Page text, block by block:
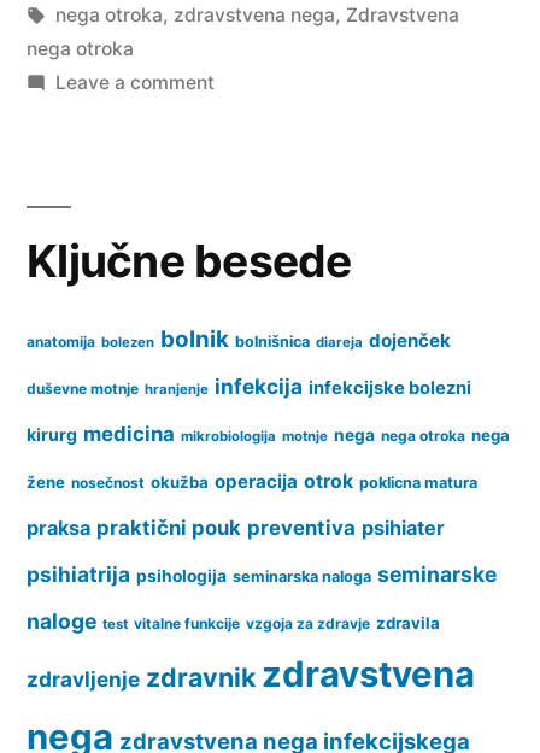
in
Tags:
nega otroka, zdravstvena nega, Zdravstvena
nega otroka
Leave a commenton
in
bistvo
Ključne besede
anatomija bolezen bolnik bolnišnica diareja dojenček
duševne motnje hranjenje infekcija infekcijske bolezni
kirurg medicina mikrobiologija motnje nega nega otroka nega
žene nosečnost okužba operacija otrok poklicna matura
praksa praktični pouk preventiva psihiater
psihiatrija psihologija seminarska naloga seminarske
naloge test vitalne funkcije vzgoja za zdravje zdravila
zdravljenje zdravnik zdravstvena
nega zdravstvena nega infekcijskega